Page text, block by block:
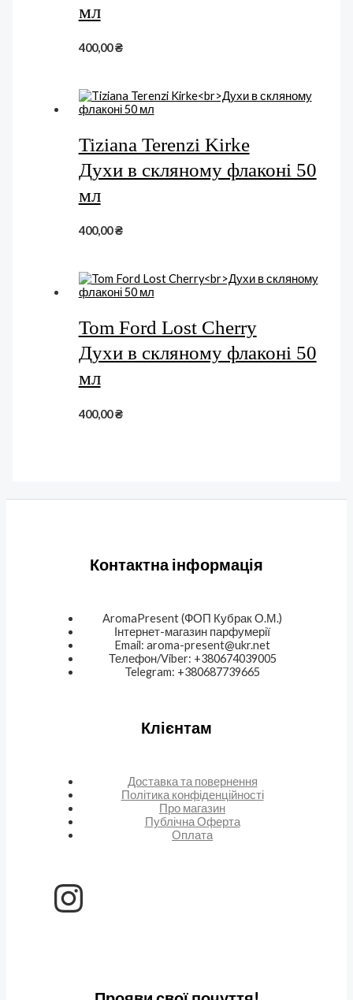
мл
400,00₴
Tiziana Terenzi Kirke
Духи в скляному флаконі 50
мл
400,00₴
Tom Ford Lost Cherry
Духи в скляному флаконі 50
мл
400,00₴
Контактна інформація
AromaPresent (ФОП Кубрак О.М.)
Інтернет-магазин парфумерії
Email: aroma-present@ukr.net
Телефон/Viber: +380674039005
Telegram: +380687739665
Клієнтам
Доставка та повернення
Політика конфіденційності
Про магазин
Публічна Оферта
Оплата